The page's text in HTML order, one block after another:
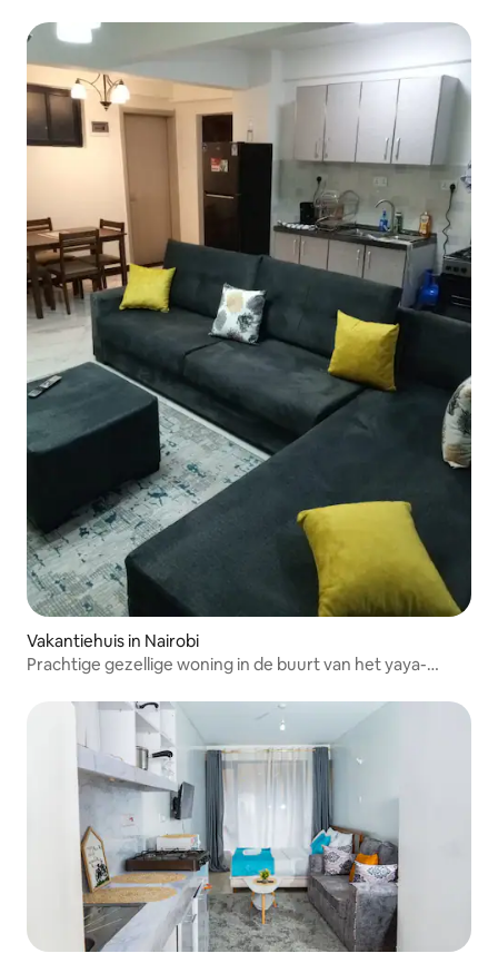
Vakantiehuis in Nairobi
Prachtige gezellige woning in de buurt van het yaya-